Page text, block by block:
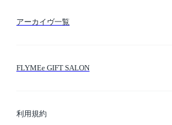
アーカイヴ一覧
FLYMEe GIFT SALON
利用規約